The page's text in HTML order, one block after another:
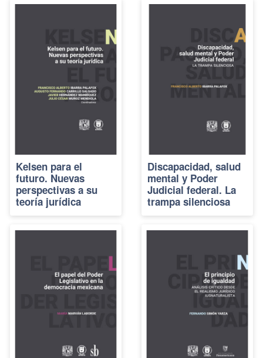
Kelsen para el
futuro. Nuevas
perspectivas a su
teoría jurídica
Discapacidad, salud
mental y Poder
Judicial federal. La
trampa silenciosa